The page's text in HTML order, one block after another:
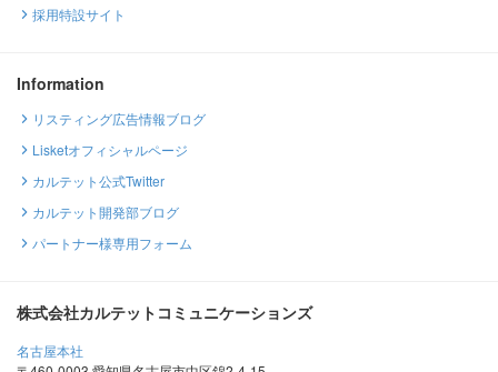
採用特設サイト
Information
リスティング広告情報ブログ
Lisketオフィシャルページ
カルテット公式Twitter
カルテット開発部ブログ
パートナー様専用フォーム
株式会社カルテットコミュニケーションズ
名古屋本社